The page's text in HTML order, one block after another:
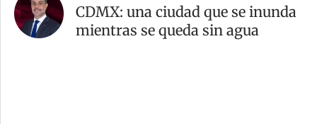
CDMX: una ciudad que se inunda
mientras se queda sin agua